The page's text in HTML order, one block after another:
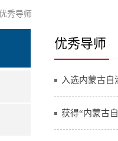
秀导师
优秀导师
入选内蒙古
获得“内蒙古